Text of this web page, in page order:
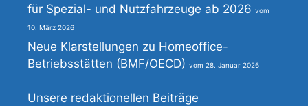
für Spezial- und Nutzfahrzeuge ab 2026
10. März 2026
Neue Klarstellungen zu Homeoffice-
Betriebsstätten (BMF/OECD)
28. Januar 2026
Unsere redaktionellen Beiträge